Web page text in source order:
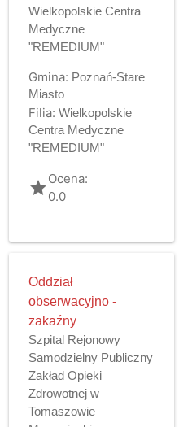
Wielkopolskie Centra
Medyczne
"REMEDIUM"
Gmina: Poznań-Stare
Miasto
Filia: Wielkopolskie
Centra Medyczne
"REMEDIUM"
gradeOcena:
0.0
Oddział
obserwacyjno -
zakaźny
Szpital Rejonowy
Samodzielny Publiczny
Zakład Opieki
Zdrowotnej w
Tomaszowie